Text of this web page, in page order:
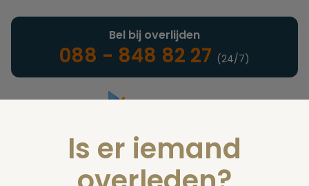
Landelijke uitvaartonderneming
Bel bij overlijden
088 - 848 82 27 (24/7)
Is er iemand